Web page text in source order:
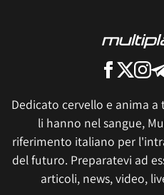
Dedicato cervello e anima
li hanno nel sangue,
riferimento italiano per
del futuro. Preparatevi ad
articoli, news, video,